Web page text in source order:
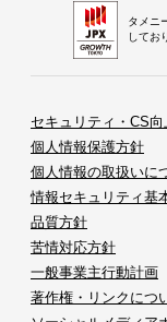
タメニ
してお
セキュリティ・CS
個人情報保護方針
個人情報の取扱いに
情報セキュリティ基
品質方針
苦情対応方針
一般事業主行動計画
著作権・リンクにつ